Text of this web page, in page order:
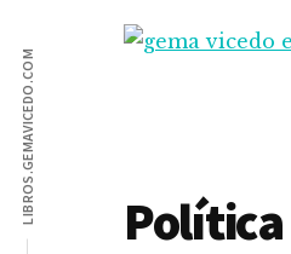
contenido
principal
barra
lateral
principal
Additional
menu
LIBROS.GEMAVICEDO.COM